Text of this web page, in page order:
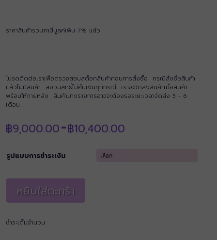
ราคาสินค้ารวมภาษีมูลค่เพิ่ม 7% แล้ว
โปรดติดต่อเราเพื่อตรวจสอบสต็อกสินค้าก่อนการสั่งซื้อ กรณีสั่งซื้อสินค้า
แล้วไม่มีสินค้า สงวนสิทธิ์ไม่คืนเงินทุกกรณี เราจะจัดส่งสินค้าเมื่อสินค้า
พร้อมให้ภายหลัง สินค้าบางรายการอาจจะต้องรอระยะเวลาจัดส่ง 5 - 6
เดือน
฿9,000.00–฿10,400.00
รูปแบบการชำระเงิน
หยิบใส่ตะกร้า
ชำระเต็มจำนวน